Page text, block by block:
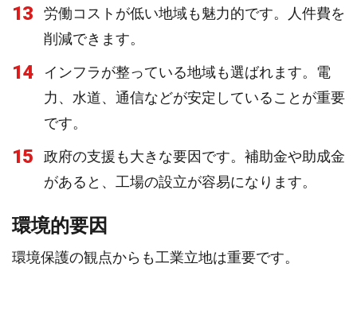
13
労働コストが低い地域も魅力的です。人件費を
削減できます。
14
インフラが整っている地域も選ばれます。電
力、水道、通信などが安定していることが重要
です。
15
政府の支援も大きな要因です。補助金や助成金
があると、工場の設立が容易になります。
環境的要因
環境保護の観点からも工業立地は重要です。